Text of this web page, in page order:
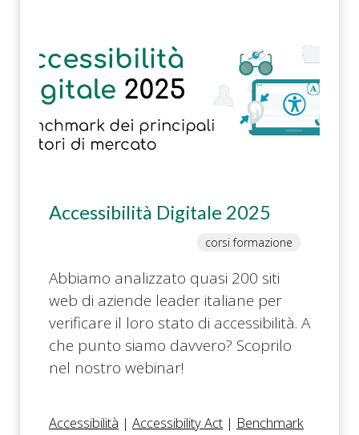
Accessibilità Digitale 2025
corsi formazione
Abbiamo analizzato quasi 200 siti
web di aziende leader italiane per
verificare il loro stato di accessibilità. A
che punto siamo davvero? Scoprilo
nel nostro webinar!
Accessibilità | Accessibility Act | Benchmark